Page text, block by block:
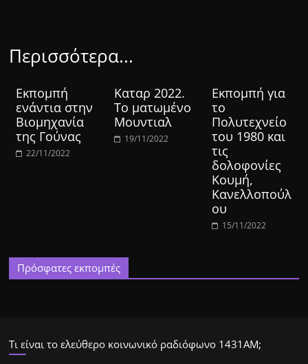
Περισσότερα...
Εκπομπή
ενάντια στην
Βιομηχανία
της Γούνας
22/11/2022
Καταρ 2022.
Το ματωμένο
Μουντιαλ
19/11/2022
Εκπομπή για
το
Πολυτεχνείο
του 1980 και
τις
δολοφονίες
Κουμή,
Κανελλοπούλ
ου
15/11/2022
Πρόσφατες εκπομπές
Τι είναι το ελεύθερο κοινωνικό ραδιόφωνο 1431ΑΜ;